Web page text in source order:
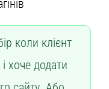
коли клієнт
хоче додати